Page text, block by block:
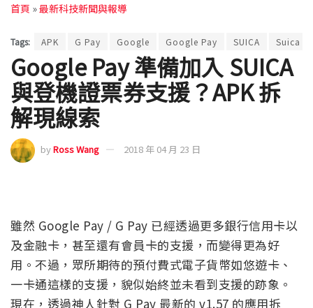
首頁 »最新科技新聞與報導
Tags: APK G Pay Google Google Pay SUICA Suica
Google Pay 準備加入 SUICA
與登機證票券支援？APK 拆
解現線索
byRoss Wang 2018 年 04 月 23 日
雖然 Google Pay / G Pay 已經透過更多銀行信用卡以
及金融卡，甚至還有會員卡的支援，而變得更為好
用。不過，眾所期待的預付費式電子貨幣如悠遊卡、
一卡通這樣的支援，貌似始終並未看到支援的跡象。
現在，透過神人針對 G Pay 最新的 v1.57 的應用拆